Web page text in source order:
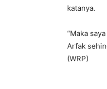
katanya.
“Maka
Arfak
(WRP)